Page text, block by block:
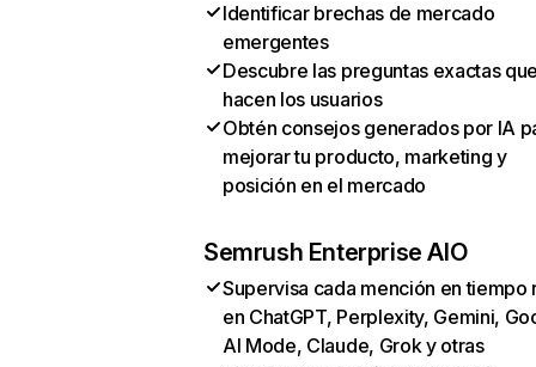
Identificar brechas de mercado
emergentes
Descubre las preguntas exactas
hacen los usuarios
Obtén consejos generados por IA
mejorar tu producto, marketing y
posición en el mercado
Semrush Enterprise AIO
Supervisa cada mención en tiempo
en ChatGPT, Perplexity, Gemini,
AI Mode, Claude, Grok y otras